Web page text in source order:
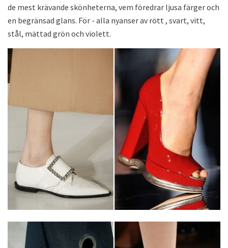
de mest krävande skönheterna, vem föredrar ljusa färger och
en begränsad glans. För - alla nyanser av rött , svart, vitt,
stål, mättad grön och violett.